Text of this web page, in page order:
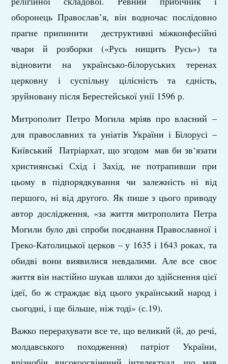
оборонець Православ’я, він водночас послідовно
прагне припинити деструктивні міжконфесійні
чвари й розборки («Русь нищить Русь») та
відновити на українсько-білоруських теренах
церковну і суспільну цілісність та єдність,
зруйновану після Берестейської унії 1596 р.
Митрополит Петро Могила мріяв про власний –
для православних та уніатів України і Білорусі –
Київський Патріархат, що згодом мав би зв‘язати
християнські Схід і Захід, не потрапивши при
цьому в підпорядкування чи залежність ні від
першого, ні від другого. Як пише з цього приводу
автор дослідження, «за життя митрополита Петра
Могили було дві спроби поєднання Православної і
Греко-Католицької церков – у 1635 і 1643 роках, та
обидві вони виявилися невдалими. Але все своє
життя він настійно шукав шляхи до здійснення цієї
ідеї, бо ж страждає від цього український народ і
сьогодні, і ще більше, ніж тоді» (с.19).
Важко перерахувати все те, що великий (й, до речі,
молдавського походження) патріот України,